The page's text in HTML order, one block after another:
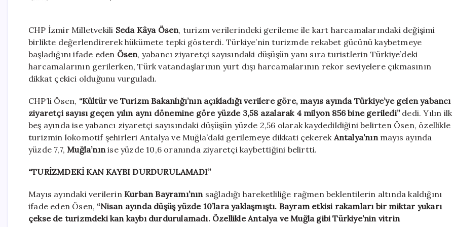
vatandaşın
rotası
yurt
dışına
dönüyor
CHP İzmir Milletvekili Seda Kâya Ösen, turizm verilerindeki gerileme ile kart harcamalarındaki değişimi
birlikte değerlendirerek hükümete tepki gösterdi. Türkiye’nin turizmde rekabet gücünü kaybetmeye
başladığını ifade eden Ösen, yabancı ziyaretçi sayısındaki düşüşün yanı sıra turistlerin Türkiye’deki
harcamalarının gerilerken, Türk vatandaşlarının yurt dışı harcamalarının rekor seviyelere çıkmasının
dikkat çekici olduğunu vurguladı.
CHP’li Ösen, “Kültür ve Turizm Bakanlığı’nın açıkladığı verilere göre, mayıs ayında Türkiye’ye gelen yabancı
ziyaretçi sayısı geçen yılın aynı dönemine göre yüzde 3,58 azalarak 4 milyon 856 bine geriledi”dedi. Yılın ilk
beş ayında ise yabancı ziyaretçi sayısındaki düşüşün yüzde 2,56 olarak kaydedildiğini belirten Ösen, özellikle
turizmin lokomotif şehirleri Antalya ve Muğla’daki gerilemeye dikkati çekerek Antalya’nınmayıs ayında
yüzde 7,7,Muğla’nınise yüzde 10,6 oranında ziyaretçi kaybettiğini belirtti.
“TURİZMDEKİ KAN KAYBI DURDURULAMADI”
Mayıs ayındaki verilerin Kurban Bayramı’nınsağladığı hareketliliğe rağmen beklentilerin altında kaldığını
ifade eden Ösen, “Nisan ayında düşüş yüzde 10’lara yaklaşmıştı. Bayram etkisi rakamları bir miktar yukarı
çekse de turizmdeki kan kaybı durdurulamadı. Özellikle Antalya ve Muğla gibi Türkiye’nin vitrin